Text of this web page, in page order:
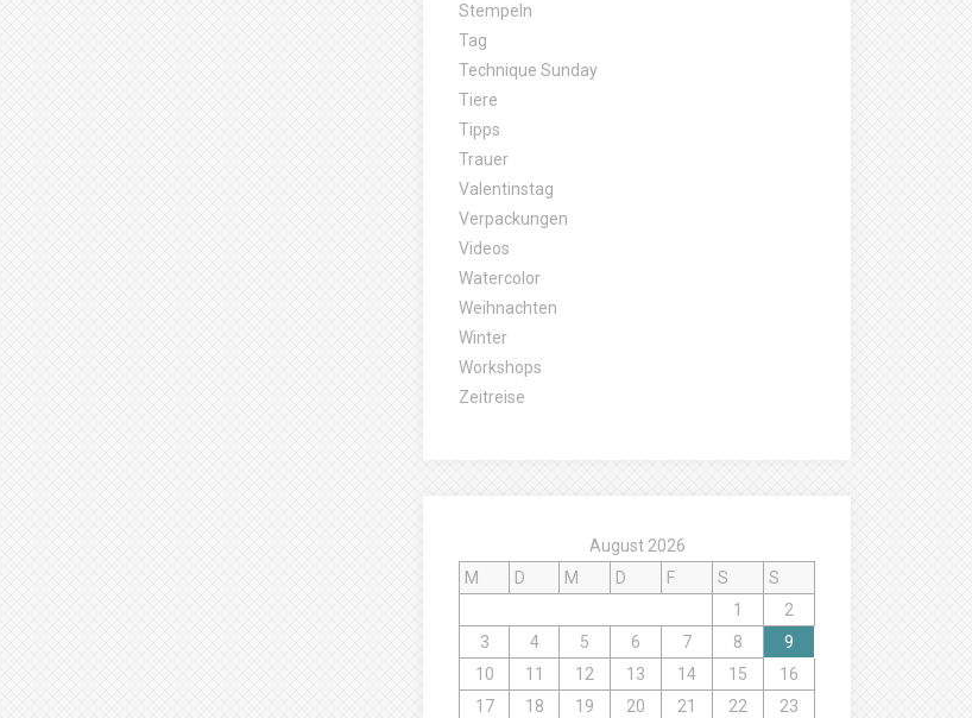
Stempeln
Tag
Technique Sunday
Tiere
Tipps
Trauer
Valentinstag
Verpackungen
Videos
Watercolor
Weihnachten
Winter
Workshops
Zeitreise
August 2026
M
D M D F S
S
1
2
3
4 5 6 7 8
9
10
11 12 13 14 15
16
17
18 19 20 21 22 23